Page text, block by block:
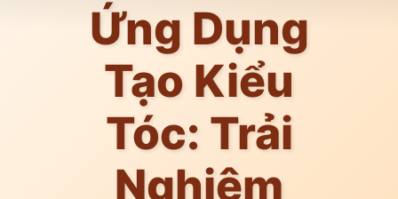
Ứng Dụng
Tạo Kiểu
Tóc: Trải
Nghiệm